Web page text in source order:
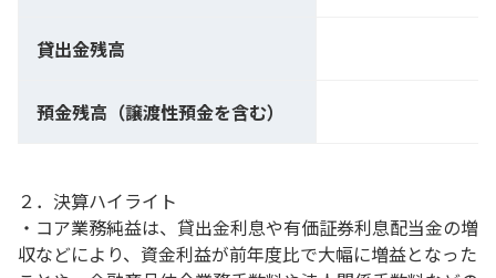
貸出金残高
預金残高（譲渡性預金を含む）
２．決算ハイライト
・コア業務純益は、貸出金利息や有価証券利息配当金の増
収などにより、資金利益が前年度比で大幅に増益となった